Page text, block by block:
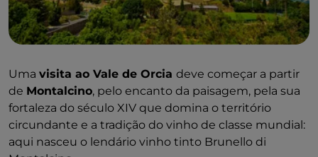
Uma visita ao Vale de Orcia deve começar a partir
de Montalcino, pelo encanto da paisagem, pela sua
fortaleza do século XIV que domina o território
circundante e a tradição do vinho de classe mundial:
aqui nasceu o lendário vinho tinto Brunello di